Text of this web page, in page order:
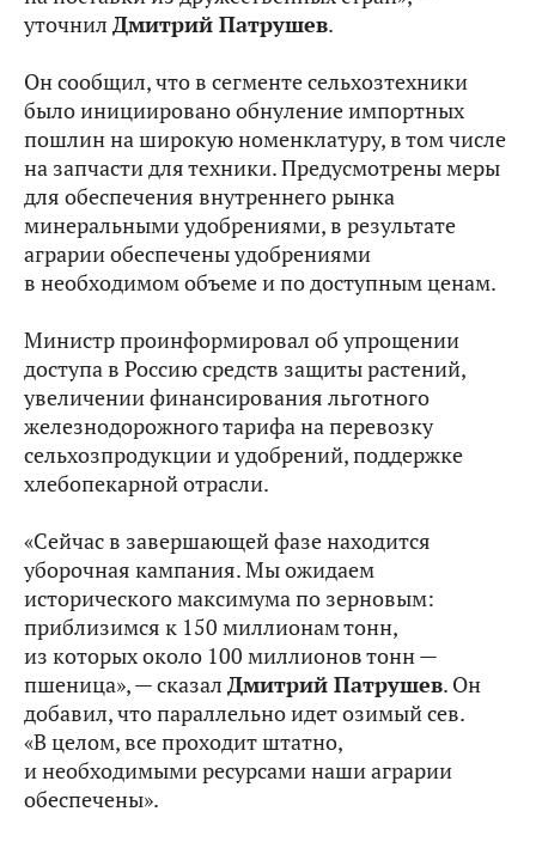
уточнил Дмитрий Патрушев.
Он сообщил, что в сегменте сельхозтехники
было инициировано обнуление импортных
пошлин на широкую номенклатуру, в том числе
на запчасти для техники. Предусмотрены меры
для обеспечения внутреннего рынка
минеральными удобрениями, в результате
аграрии обеспечены удобрениями
в необходимом объеме и по доступным ценам.
Министр проинформировал об упрощении
доступа в Россию средств защиты растений,
увеличении финансирования льготного
железнодорожного тарифа на перевозку
сельхозпродукции и удобрений, поддержке
хлебопекарной отрасли.
«Сейчас в завершающей фазе находится
уборочная кампания. Мы ожидаем
исторического максимума по зерновым:
приблизимся к 150 миллионам тонн,
из которых около 100 миллионов тонн —
пшеница», — сказал Дмитрий Патрушев. Он
добавил, что параллельно идет озимый сев.
«В целом, все проходит штатно,
и необходимыми ресурсами наши аграрии
обеспечены».